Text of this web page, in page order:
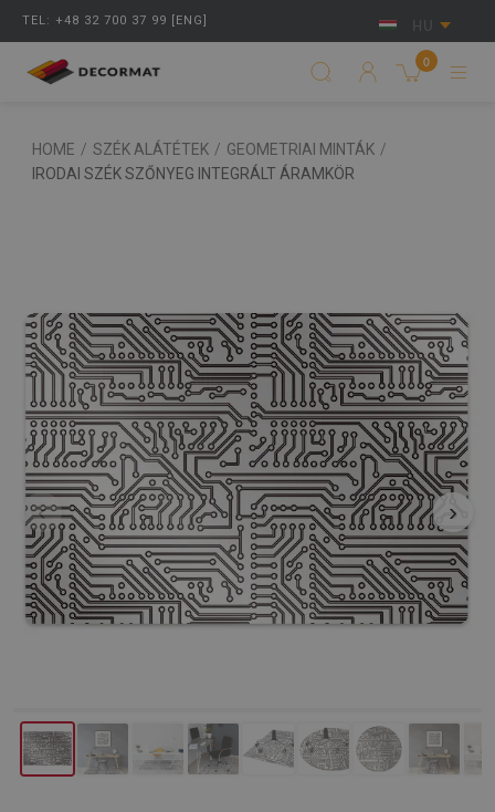
TEL: +48 32 700 37 99 [ENG] HU
0
HOME / SZÉK ALÁTÉTEK / GEOMETRIAI MINTÁK /
IRODAI SZÉK SZŐNYEG INTEGRÁLT ÁRAMKÖR
‹ ›